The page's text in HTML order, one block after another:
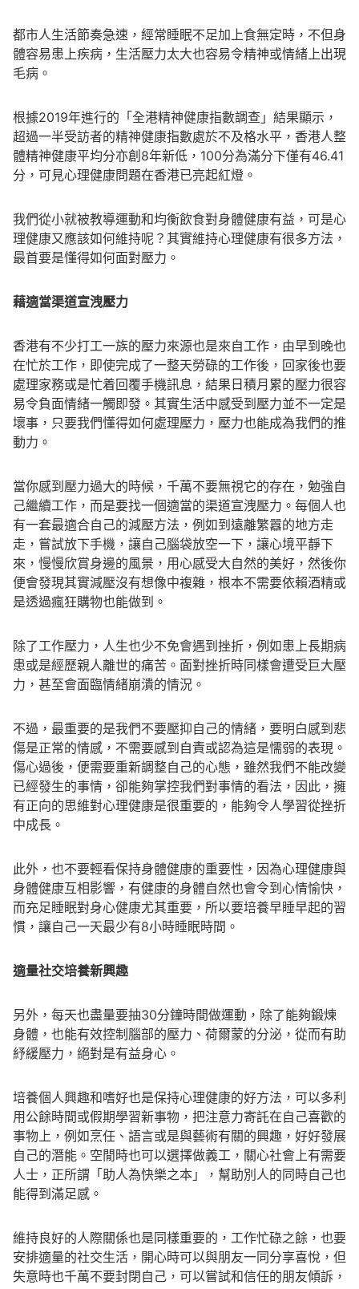
都市人生活節奏急速，經常睡眠不足加上食無定時，不但身
體容易患上疾病，生活壓力太大也容易令精神或情緒上出現
毛病。
根據2019年進行的「全港精神健康指數調查」結果顯示，
超過一半受訪者的精神健康指數處於不及格水平，香港人整
體精神健康平均分亦創8年新低，100分為滿分下僅有46.41
分，可見心理健康問題在香港已亮起紅燈。
我們從小就被教導運動和均衡飲食對身體健康有益，可是心
理健康又應該如何維持呢？其實維持心理健康有很多方法，
最首要是懂得如何面對壓力。
藉適當渠道宣洩壓力
香港有不少打工一族的壓力來源也是來自工作，由早到晚也
在忙於工作，即使完成了一整天勞碌的工作後，回家後也要
處理家務或是忙着回覆手機訊息，結果日積月累的壓力很容
易令負面情緒一觸即發。其實生活中感受到壓力並不一定是
壞事，只要我們懂得如何處理壓力，壓力也能成為我們的推
動力。
當你感到壓力過大的時候，千萬不要無視它的存在，勉強自
己繼續工作，而是要找一個適當的渠道宣洩壓力。每個人也
有一套最適合自己的減壓方法，例如到遠離繁囂的地方走
走，嘗試放下手機，讓自己腦袋放空一下，讓心境平靜下
來，慢慢欣賞身邊的風景，用心感受大自然的美好，然後你
便會發現其實減壓沒有想像中複雜，根本不需要依賴酒精或
是透過瘋狂購物也能做到。
除了工作壓力，人生也少不免會遇到挫折，例如患上長期病
患或是經歷親人離世的痛苦。面對挫折時同樣會遭受巨大壓
力，甚至會面臨情緒崩潰的情況。
不過，最重要的是我們不要壓抑自己的情緒，要明白感到悲
傷是正常的情感，不需要感到自責或認為這是懦弱的表現。
傷心過後，便需要重新調整自己的心態，雖然我們不能改變
已經發生的事情，卻能夠掌控我們對事情的看法，因此，擁
有正向的思維對心理健康是很重要的，能夠令人學習從挫折
中成長。
此外，也不要輕看保持身體健康的重要性，因為心理健康與
身體健康互相影響，有健康的身體自然也會令到心情愉快，
而充足睡眠對身心健康尤其重要，所以要培養早睡早起的習
慣，讓自己一天最少有8小時睡眠時間。
適量社交培養新興趣
另外，每天也盡量要抽30分鐘時間做運動，除了能夠鍛煉
身體，也能有效控制腦部的壓力、荷爾蒙的分泌，從而有助
紓緩壓力，絕對是有益身心。
培養個人興趣和嗜好也是保持心理健康的好方法，可以多利
用公餘時間或假期學習新事物，把注意力寄託在自己喜歡的
事物上，例如烹任、語言或是與藝術有關的興趣，好好發展
自己的潛能。空閒時也可以選擇做義工，關心社會上有需要
人士，正所謂「助人為快樂之本」，幫助別人的同時自己也
能得到滿足感。
維持良好的人際關係也是同樣重要的，工作忙碌之餘，也要
安排適量的社交生活，開心時可以與朋友一同分享喜悅，但
失意時也千萬不要封閉自己，可以嘗試和信任的朋友傾訴，